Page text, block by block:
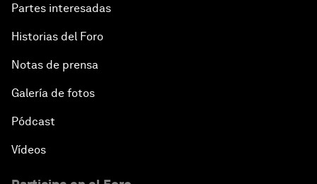
Partes interesadas
Historias del Foro
Notas de prensa
Galería de fotos
Pódcast
Vídeos